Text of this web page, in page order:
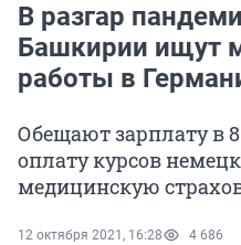
В разгар
Башкирии ищут
работы в
Обещают зарплату в
оплату курсов
медицинскую
12 октября 2021, 16:28 4 686